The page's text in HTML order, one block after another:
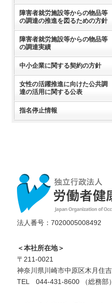
障害者就労施設等からの物品等
の調達の推進を図るための方針
障害者就労施設等からの物品等
の調達実績
中小企業に関する契約の方針
女性の活躍推進に向けた公共調
達の活用に関する公表
指名停止情報
法人番号：7020005008492
＜本社所在地＞
〒211-0021
神奈川県川崎市中原区木月住
TEL 044-431-8600 （総務部）